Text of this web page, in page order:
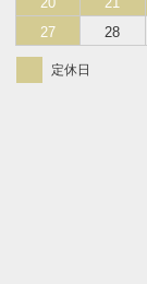
27
28
定休日